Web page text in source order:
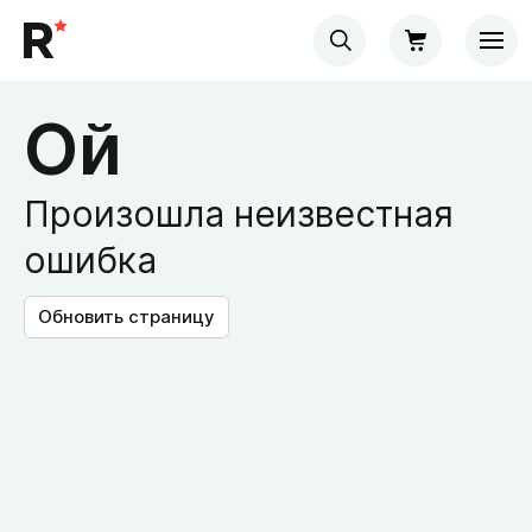
Ой
Произошла неизвестная
ошибка
Обновить страницу